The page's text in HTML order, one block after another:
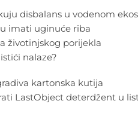
disbalans u vodenom
imati uginuće riba
životinjskog porijekla
nalaze?
kartonska kutija
LastObject deterdžent u